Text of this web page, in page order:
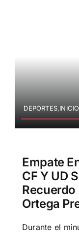
DEPORTES,INICIO
Empate
CF Y UD
Recuerdo
Ortega
Durante el